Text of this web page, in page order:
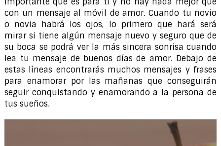
con un mensaje al móvil de amor. Cuando tu novio
o novia habrá los ojos, lo primero que hará será
mirar si tiene algún mensaje nuevo y seguro que de
su boca se podrá ver la más sincera sonrisa cuando
lea tu mensaje de buenos días de amor. Debajo de
estas líneas encontrarás muchos mensajes y frases
para enamorar por las mañanas que conseguirán
seguir conquistando y enamorando a la persona de
tus sueños.